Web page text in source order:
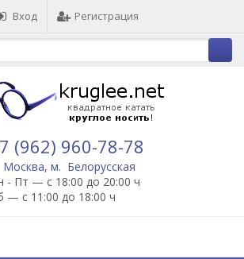
Вход Регистрация
(962) 960-78-78
Москва, м. Белорусская
- Пт — с 18:00 до 20:00 ч
— с 11:00 до 18:00 ч